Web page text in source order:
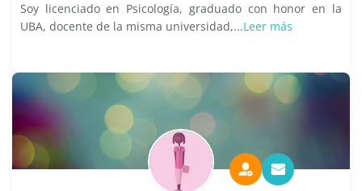
Soy licenciado en Psicología, graduado con honor en la
UBA, docente de la misma universidad,...Leer más